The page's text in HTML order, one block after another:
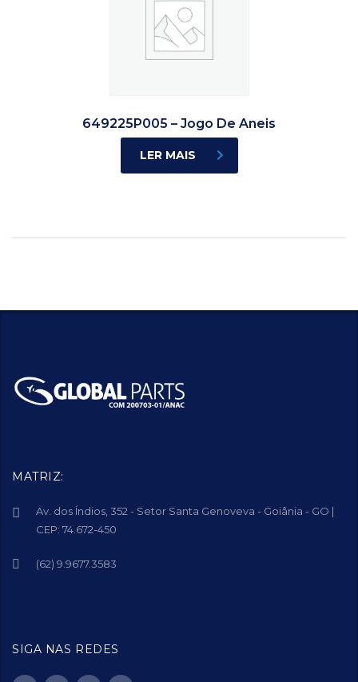
649225P005 – Jogo De Aneis
LER MAIS
MATRIZ:
Av. dos Índios, 352 - Setor Santa Genoveva - Goiânia - GO |
CEP: 74.672-450
(62) 9.9677.3583
SIGA NAS REDES